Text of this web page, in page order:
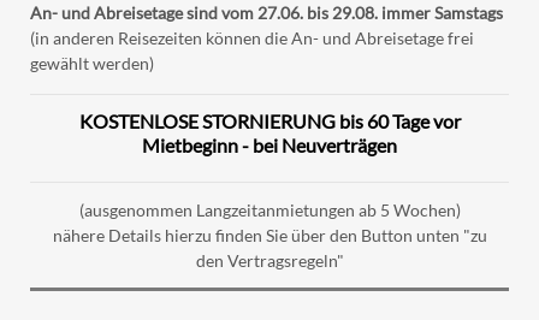
An- und Abreisetage sind vom 27.06. bis 29.08. immer Samstags
(in anderen Reisezeiten können die An- und Abreisetage frei
gewählt werden)
KOSTENLOSE STORNIERUNG bis 60 Tage vor
Mietbeginn - bei Neuverträgen
(ausgenommen Langzeitanmietungen ab 5 Wochen)
nähere Details hierzu finden Sie über den Button unten "zu
den Vertragsregeln"